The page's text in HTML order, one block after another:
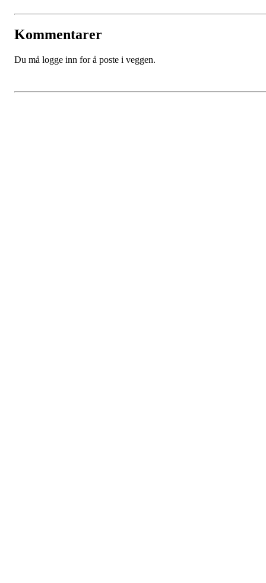
Kommentarer
Du må logge inn for å poste i veggen.